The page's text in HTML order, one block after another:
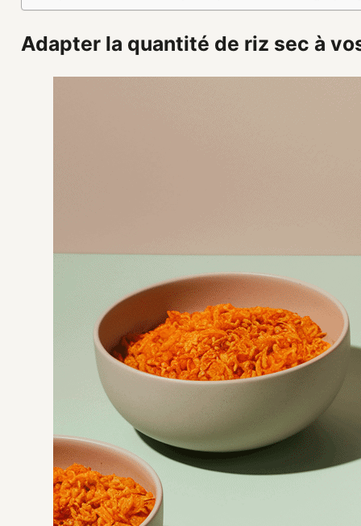
Adapter la quantité de riz sec à